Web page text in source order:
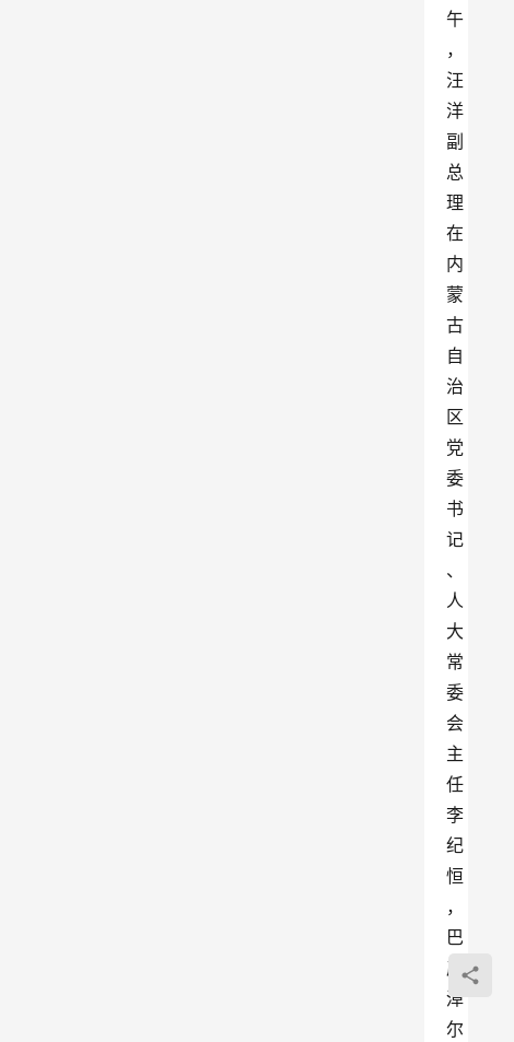
午
，
汪
洋
副
总
理
在
内
蒙
古
自
治
区
党
委
书
记
、
人
大
常
委
会
主
任
李
纪
恒
，
巴
彦
淖
尔